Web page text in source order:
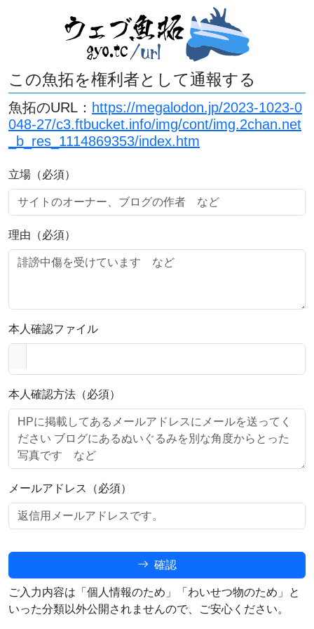
この魚拓を権利者として通報する
魚拓のURL： https://megalodon.jp/2023-1023-0
048-27/c3.ftbucket.info/img/cont/img.2chan.net
_b_res_1114869353/index.htm
立場（必須）
理由（必須）
本人確認ファイル
本人確認方法（必須）
メールアドレス（必須）
確認
ご入力内容は「個人情報のため」「わいせつ物のため」と
いった分類以外公開されませんので、ご安心ください。